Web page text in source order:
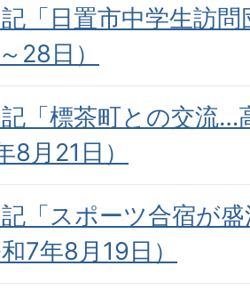
「日置市中学生訪
28日）
「標茶町との交流…
8月21日）
「スポーツ合宿が
7年8月19日）